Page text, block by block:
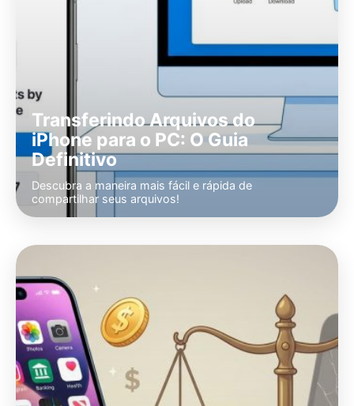
Transferindo Arquivos do
iPhone para o PC: O Guia
Definitivo
Descubra a maneira mais fácil e rápida de
compartilhar seus arquivos!